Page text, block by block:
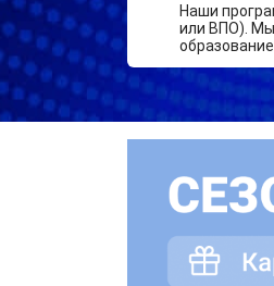
Наши
или ВПО). Мы
образование.